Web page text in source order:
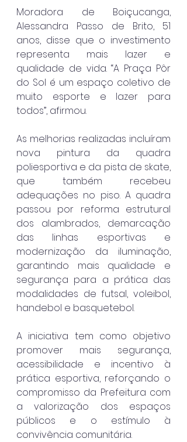
Moradora de Boiçucanga,
Alessandra Passo de Brito, 51
anos, disse que o investimento
representa mais lazer e
qualidade de vida. “A Praça Pôr
do Sol é um espaço coletivo de
muito esporte e lazer para
todos”, afirmou.
As melhorias realizadas incluíram
nova pintura da quadra
poliesportiva e da pista de skate,
que também recebeu
adequações no piso. A quadra
passou por reforma estrutural
dos alambrados, demarcação
das linhas esportivas e
modernização da iluminação,
garantindo mais qualidade e
segurança para a prática das
modalidades de futsal, voleibol,
handebol e basquetebol.
A iniciativa tem como objetivo
promover mais segurança,
acessibilidade e incentivo à
prática esportiva, reforçando o
compromisso da Prefeitura com
a valorização dos espaços
públicos e o estímulo à
convivência comunitária.